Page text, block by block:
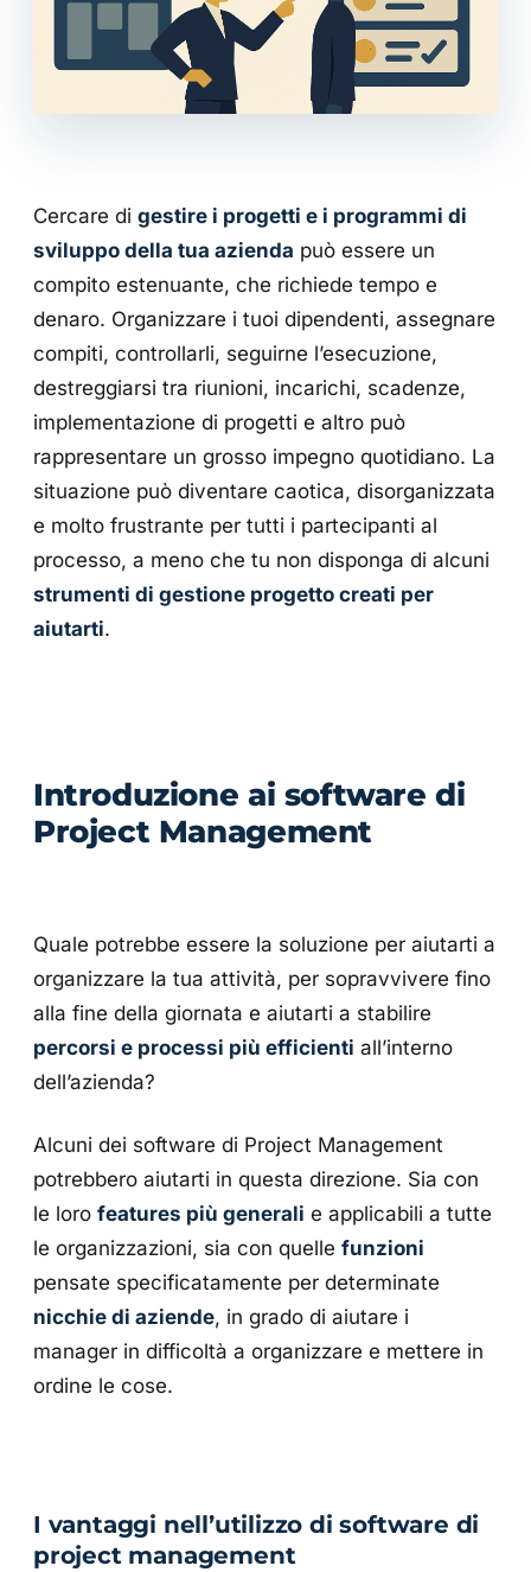
Cercare di gestire i progetti e i programmi di
sviluppo della tua azienda può essere un
compito estenuante, che richiede tempo e
denaro. Organizzare i tuoi dipendenti, assegnare
compiti, controllarli, seguirne l’esecuzione,
destreggiarsi tra riunioni, incarichi, scadenze,
implementazione di progetti e altro può
rappresentare un grosso impegno quotidiano. La
situazione può diventare caotica, disorganizzata
e molto frustrante per tutti i partecipanti al
processo, a meno che tu non disponga di alcuni
strumenti di gestione progetto creati per
aiutarti.
Introduzione ai software di
Project Management
Quale potrebbe essere la soluzione per aiutarti a
organizzare la tua attività, per sopravvivere fino
alla fine della giornata e aiutarti a stabilire
percorsi e processi più efficienti all’interno
dell’azienda?
Alcuni dei software di Project Management
potrebbero aiutarti in questa direzione. Sia con
le loro features più generali e applicabili a tutte
le organizzazioni, sia con quelle funzioni
pensate specificatamente per determinate
nicchie di aziende, in grado di aiutare i
manager in difficoltà a organizzare e mettere in
ordine le cose.
I vantaggi nell’utilizzo di software di
project management